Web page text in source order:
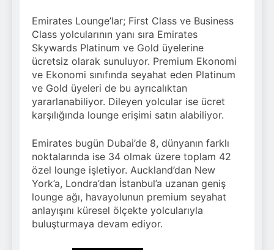
Emirates Lounge’lar; First Class ve Business
Class yolcularının yanı sıra Emirates
Skywards Platinum ve Gold üyelerine
ücretsiz olarak sunuluyor. Premium Ekonomi
ve Ekonomi sınıfında seyahat eden Platinum
ve Gold üyeleri de bu ayrıcalıktan
yararlanabiliyor. Dileyen yolcular ise ücret
karşılığında lounge erişimi satın alabiliyor.
Emirates bugün Dubai’de 8, dünyanın farklı
noktalarında ise 34 olmak üzere toplam 42
özel lounge işletiyor. Auckland’dan New
York’a, Londra’dan İstanbul’a uzanan geniş
lounge ağı, havayolunun premium seyahat
anlayışını küresel ölçekte yolcularıyla
buluşturmaya devam ediyor.